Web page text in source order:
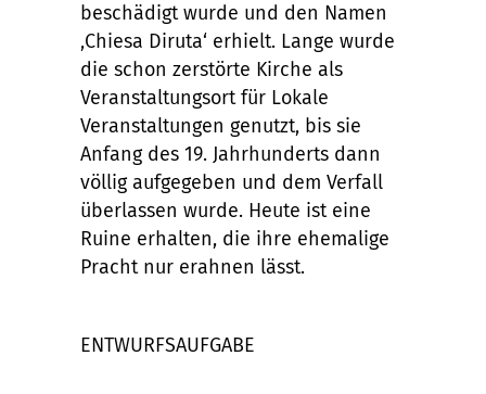
beschädigt wurde und den Namen
‚Chiesa Diruta‘ erhielt. Lange wurde
die schon zerstörte Kirche als
Veranstaltungsort für Lokale
Veranstaltungen genutzt, bis sie
Anfang des 19. Jahrhunderts dann
völlig aufgegeben und dem Verfall
überlassen wurde. Heute ist eine
Ruine erhalten, die ihre ehemalige
Pracht nur erahnen lässt.
ENTWURFSAUFGABE